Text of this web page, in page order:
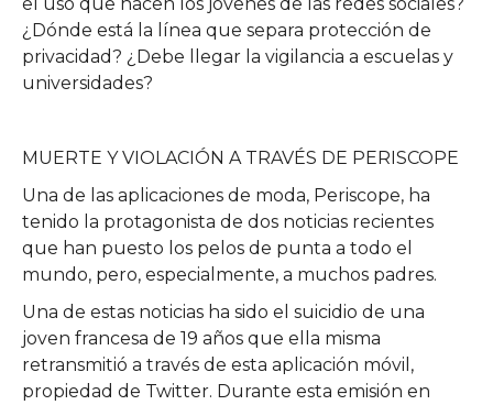
¿Dónde está la línea que separa protección de
privacidad? ¿Debe llegar la vigilancia a escuelas y
universidades?
MUERTE Y VIOLACIÓN A TRAVÉS DE PERISCOPE
Una de las aplicaciones de moda, Periscope, ha
tenido la protagonista de dos noticias recientes
que han puesto los pelos de punta a todo el
mundo, pero, especialmente, a muchos padres.
Una de estas noticias ha sido el suicidio de una
joven francesa de 19 años que ella misma
retransmitió a través de esta aplicación móvil,
propiedad de Twitter. Durante esta emisión en